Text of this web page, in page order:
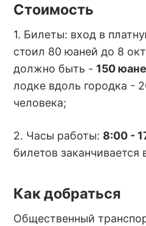
Стоимость
1. Билеты: вход в
стоил 80 юаней до 8
должно быть - 150
лодке вдоль городка -
человека;
2. Часы работы: 8:00 -
билетов заканчивается
Как добраться
Общественный